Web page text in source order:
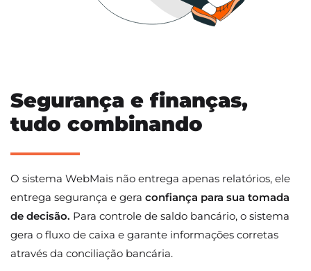
Segurança e finanças,
tudo combinando
O sistema WebMais não entrega apenas relatórios, ele
entrega segurança e gera confiança para sua tomada
de decisão. Para controle de saldo bancário, o sistema
gera o fluxo de caixa e garante informações corretas
através da conciliação bancária.